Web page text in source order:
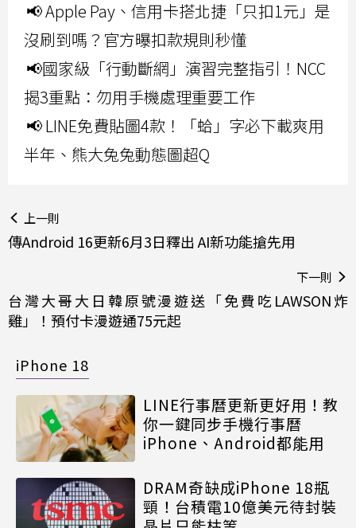
📢 Apple Pay、信用卡搭北捷「只扣1元」是
沒刷到嗎？官方曝扣款規則秒懂
📢國家級「行動斷網」演習完整指引！NCC
揭3重點：勿用手機處理重要工作
📢 LINE免費貼圖4款！「蛤」字必下載爽用
半年、熊大兔兔動態圖超Q
上一則
傳Android 16更新6月3日釋出 AI新功能搶先用
下一則
台灣大哥大日韓原號漫遊送「免費吃LAWSON炸
雞」！預付卡漫遊通75元起
iPhone 18
LINE行事曆更新更好用！教
你一鍵同步手機行事曆
iPhone、Android都能用
DRAM奇缺成iPhone 18瓶
頸！台積電10億美元待封裝